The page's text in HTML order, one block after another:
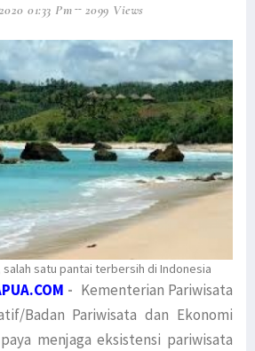
01:33 Pm 2099 Views
salah satu pantai terbersih di Indonesia
- Kementerian Pariwisata
Badan Pariwisata dan Ekonomi
menjaga eksistensi pariwisata